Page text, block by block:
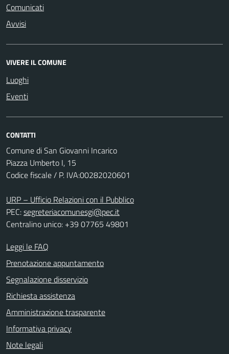
Comunicati
Avvisi
VIVERE IL COMUNE
Luoghi
Eventi
CONTATTI
Comune di San Giovanni Incarico
Piazza Umberto I, 15
Codice fiscale / P. IVA:00282020601
URP – Ufficio Relazioni con il Pubblico
PEC:segreteriacomunesgi@pec.it
Centralino unico: +39 07765 49801
Leggi le FAQ
Prenotazione appuntamento
Segnalazione disservizio
Richiesta assistenza
Amministrazione trasparente
Informativa privacy
Note legali